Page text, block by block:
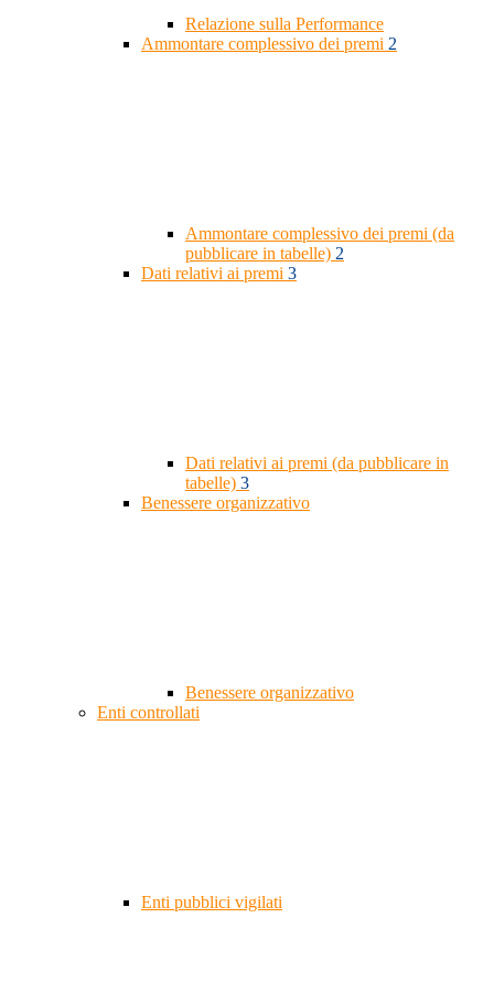
Relazione sulla Performance
Ammontare complessivo dei premi 2
Ammontare complessivo dei premi (da
pubblicare in tabelle) 2
Dati relativi ai premi 3
Dati relativi ai premi (da pubblicare in
tabelle) 3
Benessere organizzativo
Benessere organizzativo
Enti controllati
Enti pubblici vigilati